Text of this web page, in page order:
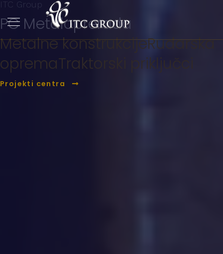
ITC Group
PC Metaloprerada
Metalne konstrukcijeRudarska
opremaTraktorski priključci
Projekti centra